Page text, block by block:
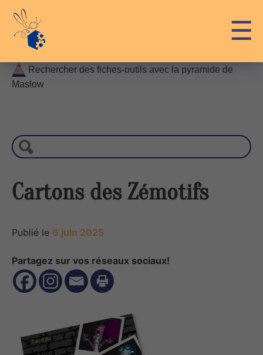
content
☰
Rechercher des fiches-outils avec la pyramide de
Maslow
c
h
r
c
Cartons des Zémotifs
Publié le 6 juin 2025
Partagez sur vos réseaux sociaux!